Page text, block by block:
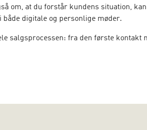
om, at du forstår kundens situation,
digitale og personlige møder.
salgsprocessen: fra den første kontakt